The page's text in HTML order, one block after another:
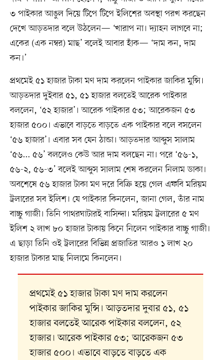
৩ পাইকার আঙুল দিয়ে টিপে টিপে ইলিশের অবস্থা পরখ করছেন
দেখে আড়তদার বলে উঠলেন— ‘খারাপ না। দ্যাহন লাগবে না;
একের (এক নম্বর) মাছ’ বলেই আবার হাঁক— ‘দাম কন, দাম
কন।’
প্রথমেই ৫১ হাজার টাকা মণ দাম করলেন পাইকার জাকির মুন্সি।
আড়তদার দুইবার ৫১, ৫১ হাজার বলতেই আরেক পাইকার
বললেন, ‘৫২ হাজার’। আরেক পাইকার ৫৩; আরেকজন ৫৩
হাজার ৫০০। এভাবে বাড়তে বাড়তে এক পাইকার বলে বসলেন
‘৫৬ হাজার’। এবার সব যেন ঠান্ডা। আড়তদার আব্দুস সালাম
‘৫৬... ৫৬’ বললেও কেউ আর দাম বলছেন না। পরে ‘৫৬-১,
৫৬-২, ৫৬-৩’ বলেই আব্দুস সালাম শেষ করলেন নিলাম ডাকা।
অবশেষে ৫৬ হাজার টাকা মণ দরে বিক্রি হয়ে গেল এফবি মরিয়ম
ট্রলারের সব ইলিশ। যে পাইকার কিনলেন, জানা গেল, তাঁর নাম
বাচ্চু গাজী। তিনি পাথরঘাটারই বাসিন্দা। মরিয়ম ট্রলারের ৫ মণ
ইলিশ ২ লাখ ৮০ হাজার টাকায় কিনে নিলেন পাইকার বাচ্চু গাজী।
এ ছাড়া তিনি ওই ট্রলারের বিভিন্ন প্রজাতির আরও ১ লাখ ২০
হাজার টাকার মাছ নিলামে কিনলেন।
প্রথমেই ৫১ হাজার টাকা মণ দাম করলেন
পাইকার জাকির মুন্সি। আড়তদার দুবার ৫১, ৫১
হাজার বলতেই আরেক পাইকার বললেন, ৫২
হাজার। আরেক পাইকার ৫৩; আরেকজন ৫৩
হাজার ৫০০। এভাবে বাড়তে বাড়তে এক